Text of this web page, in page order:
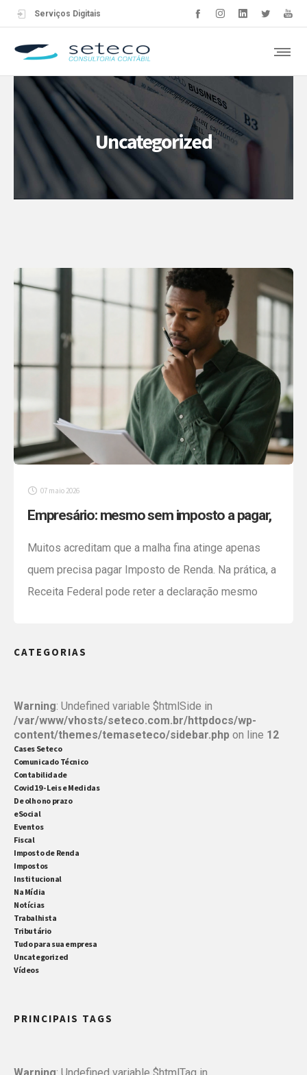
Serviços Digitais
Uncategorized
07 maio 2026
Empresário: mesmo sem imposto a pagar,
Muitos acreditam que a malha fina atinge apenas
quem precisa pagar Imposto de Renda. Na prática, a
Receita Federal pode reter a declaração mesmo
porque a análise não está relacionada apenas ao
dados apresentados […]
CATEGORIAS
Warning: Undefined variable $htmlSide in
/var/www/vhosts/seteco.com.br/httpdocs/wp-
content/themes/temaseteco/sidebar.php on line 12
Cases Seteco
Comunicado Técnico
Contabilidade
Covid19 - Leis e Medidas
De olho no prazo
eSocial
Eventos
Fiscal
Imposto de Renda
Impostos
Institucional
Na Mídia
Notícias
Trabalhista
Tributário
Tudo para sua empresa
Uncategorized
Vídeos
PRINCIPAIS TAGS